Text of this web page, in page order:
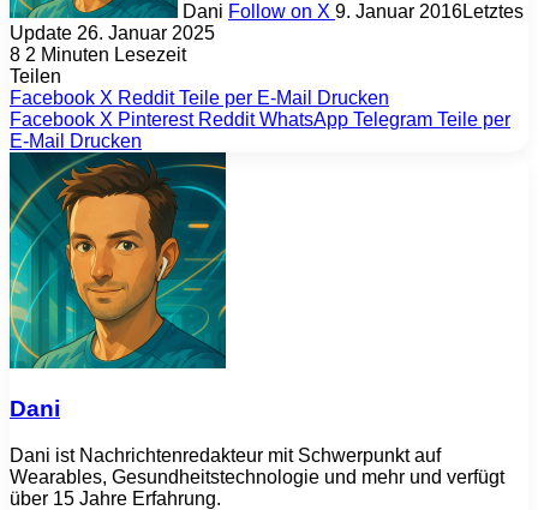
Dani Follow on X 9. Januar 2016Letztes
Update 26. Januar 2025
8 2 Minuten Lesezeit
Teilen
Facebook X Reddit Teile per E-Mail
Drucken
Facebook X Pinterest Reddit WhatsApp Telegram Teile per
E-Mail
Drucken
Dani
Dani ist Nachrichtenredakteur mit Schwerpunkt auf
Wearables, Gesundheitstechnologie und mehr und verfügt
über 15 Jahre Erfahrung.